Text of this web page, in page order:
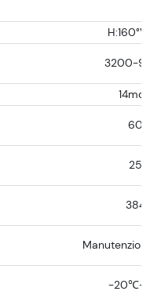
3200-
14morso
600
250
3840
Manutenzione
-20℃-